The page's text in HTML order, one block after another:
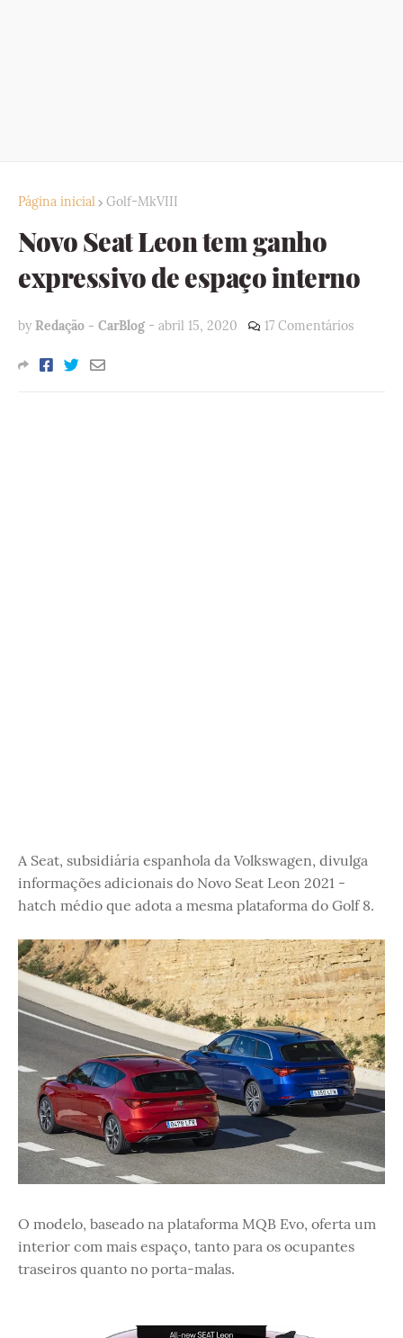
Página inicial Golf-MkVIII
Novo Seat Leon tem ganho
expressivo de espaço interno
by Redação - CarBlog - abril 15, 2020 17 Comentários
A Seat, subsidiária espanhola da Volkswagen, divulga
informações adicionais do Novo Seat Leon 2021 -
hatch médio que adota a mesma plataforma do Golf 8.
O modelo, baseado na plataforma MQB Evo, oferta um
interior com mais espaço, tanto para os ocupantes
traseiros quanto no porta-malas.